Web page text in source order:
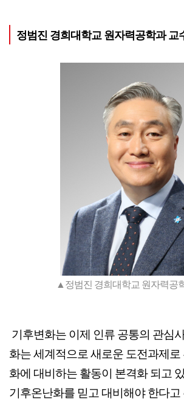
정범진 경희대학교 원자력공학과 교
▲정범진 경희대학교 원자력공
기후변화는 이제 인류 공통의 관심
화는 세계적으로 새로운 도전과제
화에 대비하는 활동이 본격화 되고
기후온난화를 믿고 대비해야 한다